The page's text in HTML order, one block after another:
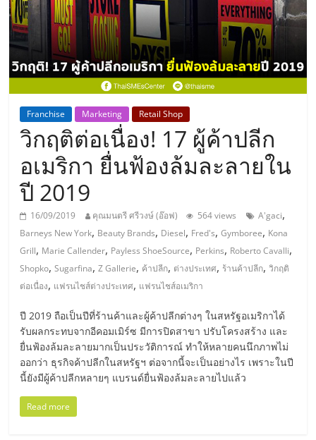
ThaiSMEsCenter,
รวม
ธุรกิจ
เอ
ส
เอ็
มอี
ไทย,
SMEs,
แฟ
รน
Franchise Marketing Retail Shop
วิกฤติต่อเนื่อง! 17 ผู้ค้าปลีก
อเมริกา ยื่นฟ้องล้มละลายใน
ปี 2019
16/09/2019 คุณมนตรี ศรีวงษ์ (อ๊อฟ) 564 views A'gaci,
Barneys New York, Beauty Brands, Diesel, Fred's,Gymboree, Kona
Grill, Marie Callender, Payless ShoeSource, Perkins, Roberto Cavalli,
Shopko,Sugarfina,Z Gallerie, ค้าปลีก, ต่างประเทศ, ร้านค้าปลีก,วิกฤติ
ต่อเนื่อง, แฟรนไชส์ต่างประเทศ, แฟรนไชส์อเมริกา
ปี 2019 ถือเป็นปีที่ร้านค้าและผู้ค้าปลีกต่างๆ ในสหรัฐอเมริกาได้
รับผลกระทบจากอีคอมเมิร์ซ มีการปิดสาขา ปรับโครงสร้าง และ
ยื่นฟ้องล้มละลายมากเป็นประวัติการณ์ ทำให้หลายคนนึกภาพไม่
ออกว่า ธุรกิจค้าปลีกในสหรัฐฯ ต่อจากนี้จะเป็นอย่างไร เพราะในปี
นี้ยังมีผู้ค้าปลีกหลายๆ แบรนด์ยื่นฟ้องล้มละลายไปแล้ว
Read more